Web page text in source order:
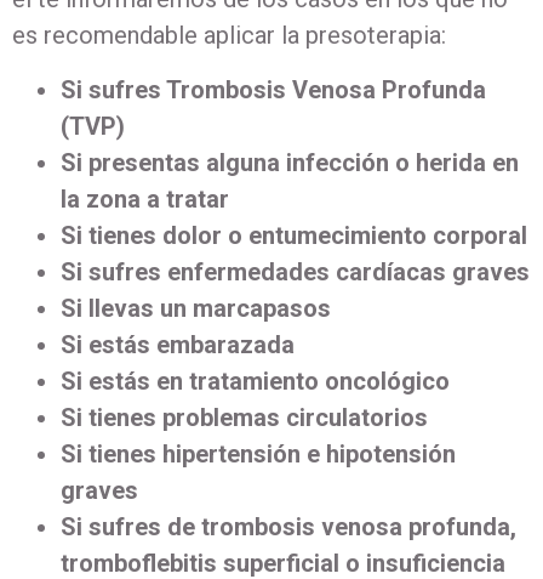
es recomendable aplicar la presoterapia:
Si sufres Trombosis Venosa Profunda
(TVP)
Si presentas alguna infección o herida en
la zona a tratar
Si tienes dolor o entumecimiento corporal
Si sufres enfermedades cardíacas graves
Si llevas un marcapasos
Si estás embarazada
Si estás en tratamiento oncológico
Si tienes problemas circulatorios
Si tienes hipertensión e hipotensión
graves
Si sufres de trombosis venosa profunda,
tromboflebitis superficial o insuficiencia